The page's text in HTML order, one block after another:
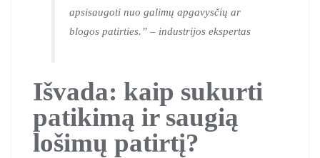
apsisaugoti nuo galimų apgavysčių ar
blogos patirties.” – industrijos ekspertas
Išvada: kaip sukurti
patikimą ir saugią
lošimų patirtį?